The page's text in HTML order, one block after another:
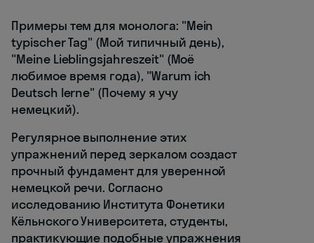
Примеры тем для монолога: "Mein
typischer Tag" (Мой типичный день),
"Meine Lieblingsjahreszeit" (Моё
любимое время года), "Warum ich
Deutsch lerne" (Почему я учу
немецкий).
Регулярное выполнение этих
упражнений перед зеркалом создаст
прочный фундамент для уверенной
немецкой речи. Согласно
исследованию Института Фонетики
Кёльнского Университета, студенты,
практикующие подобные упражнения